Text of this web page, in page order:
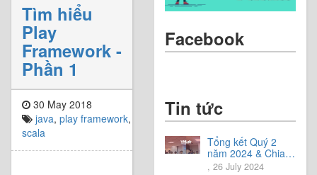
Tìm hiểu
Play
Framework -
Phần 1
30 May 2018
java, play framework,
scala
Facebook
Tin tức
Tổng kết Quý 2
năm 2024 & Chia
sẻ định hướng Quý
, 26 July 2024